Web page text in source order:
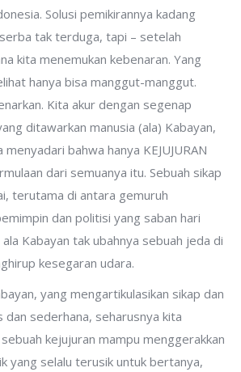
Solusi pemikirannya kadang
tak terduga, tapi – setelah
kita menemukan kebenaran. Yang
hanya bisa manggut-manggut.
Kita akur dengan segenap
ditawarkan manusia (ala) Kabayan,
bahwa hanya KEJUJURAN
dari semuanya itu. Sebuah sikap
terutama di antara gemuruh
dan politisi yang saban hari
Kabayan tak ubahnya sebuah jeda di
kesegaran udara.
yang mengartikulasikan sikap dan
dan sederhana, seharusnya kita
kejujuran mampu menggerakkan
yang selalu terusik untuk bertanya,